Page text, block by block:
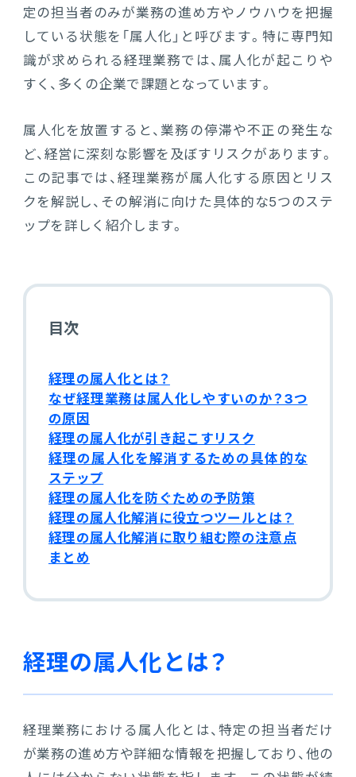
「CO×COカルテ（ココカルテ）」
人事・給与
人事
給与
個人番号管理
給与明細閲覧
販売管理
建設業向け基幹業務システム
生産管理
生産管理
MES
連携ソリューション
サポートサービス
建設 PROACTIVE Construction
経営課題別オファリング
定の担当者のみが業務の進め方やノウハウを把握
している状態を「属人化」と呼びます。特に専門知
識が求められる経理業務では、属人化が起こりや
すく、多くの企業で課題となっています。
属人化を放置すると、業務の停滞や不正の発生な
ど、経営に深刻な影響を及ぼすリスクがあります。
この記事では、経理業務が属人化する原因とリス
クを解説し、その解消に向けた具体的な5つのステ
ップを詳しく紹介します。
目次
経理の属人化とは？
なぜ経理業務は属人化しやすいのか？3つ
の原因
経理の属人化が引き起こすリスク
経理の属人化を解消するための具体的な
ステップ
経理の属人化を防ぐための予防策
経理の属人化解消に役立つツールとは？
経理の属人化解消に取り組む際の注意点
まとめ
経理の属人化とは？
経理業務における属人化とは、特定の担当者だけ
が業務の進め方や詳細な情報を把握しており、他の